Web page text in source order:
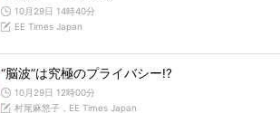
10月29日 14時40分
EE Times Japan
“脳波”は究極のプライバシー!?
10月29日 12時00分
村尾麻悠子，EE Times Japan